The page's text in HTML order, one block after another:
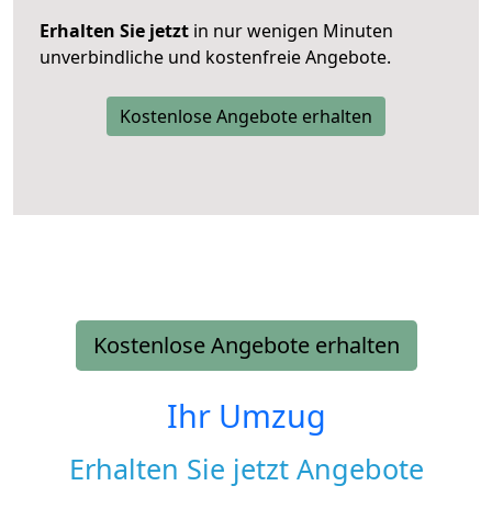
Erhalten Sie jetzt in nur wenigen Minuten
unverbindliche und kostenfreie Angebote.
Kostenlose Angebote erhalten
Kostenlose Angebote erhalten
Ihr Umzug
Erhalten Sie jetzt Angebote